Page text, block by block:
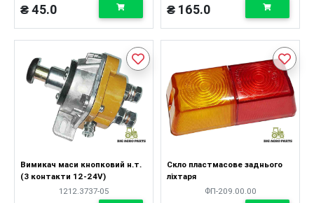
₴ 45.0 ₴ 165.0
Вимикач маси кнопковий н.т.
(3 контакти 12-24V)
1212.3737-05
Скло пластмасове заднього
ліхтаря
ФП-209.00.00